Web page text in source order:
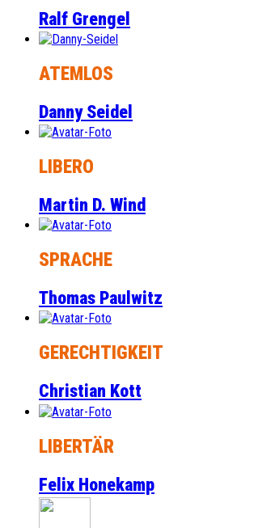
Ralf Grengel
ATEMLOS
Danny Seidel
LIBERO
Martin D. Wind
SPRACHE
Thomas Paulwitz
GERECHTIGKEIT
Christian Kott
LIBERTÄR
Felix Honekamp